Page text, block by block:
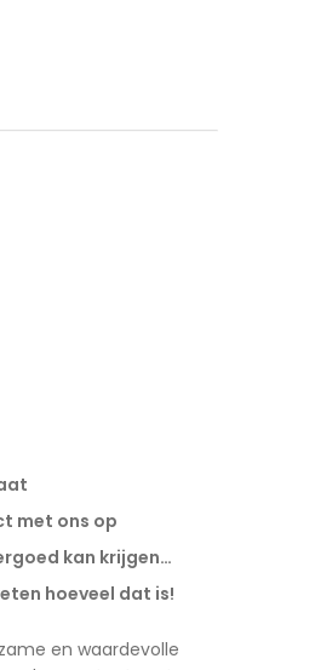
met ons op
kan krijgen…
hoeveel dat is!
en waardevolle